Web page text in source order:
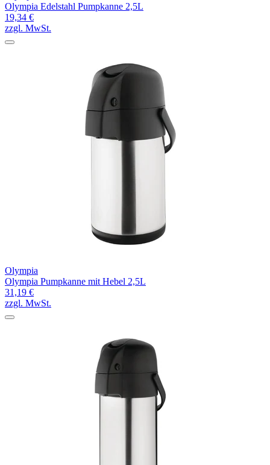
Olympia Edelstahl Pumpkanne 2,5L
19,34 €
zzgl. MwSt.
Olympia
Olympia Pumpkanne mit Hebel 2,5L
31,19 €
zzgl. MwSt.